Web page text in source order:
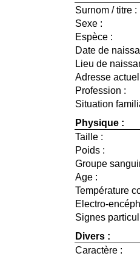
Surnom / titre :
Sexe :
Espèce :
Date de
Lieu de
Adresse
Profession :
Situation
Physique :
Taille :
Poids :
Groupe
Age :
Température
Electro-
Signes
Divers :
Caractère :